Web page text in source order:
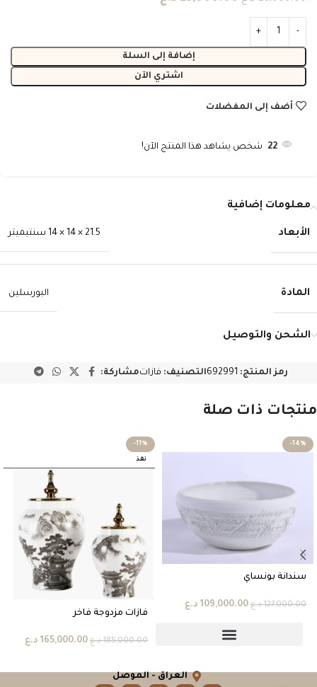
إضافة إلى السلة
اشتري الآن
أضف إلى المفضلات
22 شخص يشاهد هذا المنتج الآن!
معلومات إضافية
الأبعاد 21.5 × 14 × 14 سنتيميتر
المادة البورسلين
الشحن والتوصيل
رمز المنتج: 692991التصنيف: فازاتمشاركة:
منتجات ذات صلة
-14%
سندانة بونساي
127,000.00 د.ع 109,000.00 د.ع
-11%
نفذ
فازات مزدوجة فاخر
185,000.00 د.ع 165,000.00 د.ع
العراق - الموصل